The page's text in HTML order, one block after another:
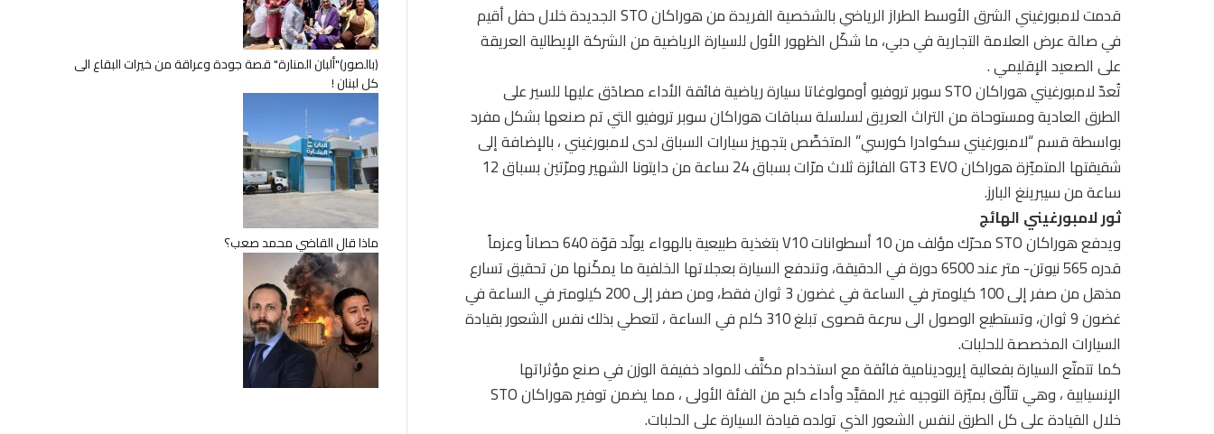
قدمت لامبورغيني الشرق الأوسط الطراز الرياضي بالشخصية الفريدة من هوراكان STO الجديدة خلال حفل أقيم
في صالة عرض العلامة التجارية في دبي، ما شكّل الظهور الأول للسيارة الرياضية من الشركة الإيطالية العريقة
على الصعيد الإقليمي .
تُعدّ لامبورغيني هوراكان STO سوبر تروفيو أومولوغاتا سيارة رياضية فائقة الأداء مصادَق عليها للسير على
الطرق العادية ومستوحاة من التراث العريق لسلسلة سباقات هوراكان سوبر تروفيو التي تم صنعها بشكل مفرد
بواسطة قسم “لامبورغيني سكوادرا كورسي” المتخصِّص بتجهيز سيارات السباق لدى لامبورغيني ، بالإضافة إلى
شقيقتها المتميّزة هوراكان GT3 EVO الفائزة ثلاث مرّات بسباق 24 ساعة من دايتونا الشهير ومرّتين بسباق 12
ساعة من سيبرينغ البارز.
ثور لامبورغيني الهائج
ويدفع هوراكان STO محرّك مؤلف من 10 أسطوانات V10 بتغذية طبيعية بالهواء يولّد قوّة 640 حصاناً وعزماً
قدره 565 نيوتن- متر عند 6500 دورة في الدقيقة، وتندفع السيارة بعجلاتها الخلفية ما يمكّنها من تحقيق تسارع
مذهل من صفر إلى 100 كيلومتر في الساعة في غضون 3 ثوان فقط، ومن صفر إلى 200 كيلومتر في الساعة في
غضون 9 ثوان، وتستطيع الوصول الى سرعة قصوى تبلغ 310 كلم في الساعة ، لتعطي بذلك نفس الشعور بقيادة
السيارات المخصصة للحلبات.
كما تتمتّع السيارة بفعالية إيرودينامية فائقة مع استخدام مكثَّف للمواد خفيفة الوزن في صنع مؤثراتها
الإنسيابية ، وهي تتألّق بميّزة التوجيه غير المقيَّد وأداء كبح من الفئة الأولى ، مما يضمن توفير هوراكان STO
خلال القيادة على كل الطرق لنفس الشعور الذي تولده قيادة السيارة على الحلبات.
(بالصور)"ألبان المنارة" قصة جودة وعراقة من خيرات البقاع الى
كل لبنان !
ماذا قال القاضي محمد صعب؟